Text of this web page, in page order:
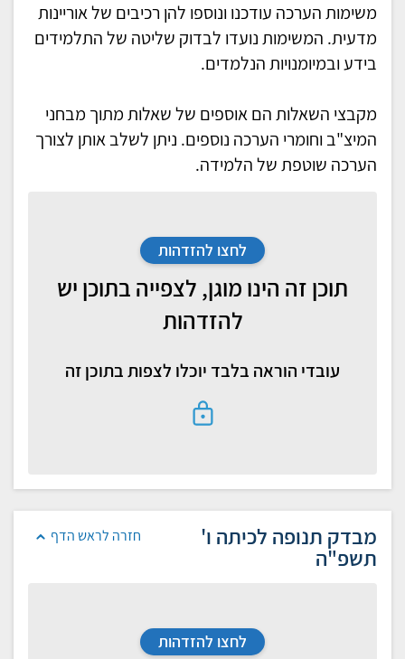
משימות הערכה עודכנו ונוספו להן רכיבים של אוריינות
מדעית. המשימות נועדו לבדוק שליטה של התלמידים
בידע ובמיומנויות הנלמדים.
מקבצי השאלות הם אוספים של שאלות מתוך מבחני
המיצ"ב וחומרי הערכה נוספים. ניתן לשלב אותן לצורך
הערכה שוטפת של הלמידה.
לחצו להזדהות
תוכן זה הינו מוגן, לצפייה בתוכן יש
להזדהות
עובדי הוראה בלבד יוכלו לצפות בתוכן זה
חזרה לראש הדף מבדק תנופה לכיתה ו'
תשפ"ה
לחצו להזדהות